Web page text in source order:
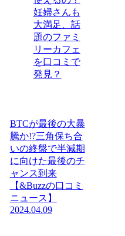
妊婦さんも
大満足、話
題のファミ
リーカフェ
を口コミで
発見？
BTCが最後の大暴
騰か!?三角保ち合
いの終盤で半減期
に向けた最後のチ
ャンス到来
【&Buzzの口コミ
ニュース】
2024.04.09